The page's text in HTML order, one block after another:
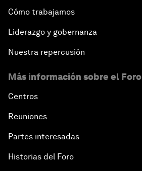
Cómo trabajamos
Liderazgo y gobernanza
Nuestra repercusión
Más información sobre el Foro
Centros
Reuniones
Partes interesadas
Historias del Foro